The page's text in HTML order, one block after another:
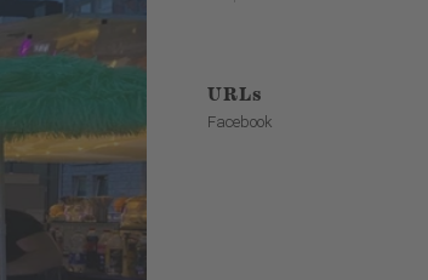
URLs
Facebook